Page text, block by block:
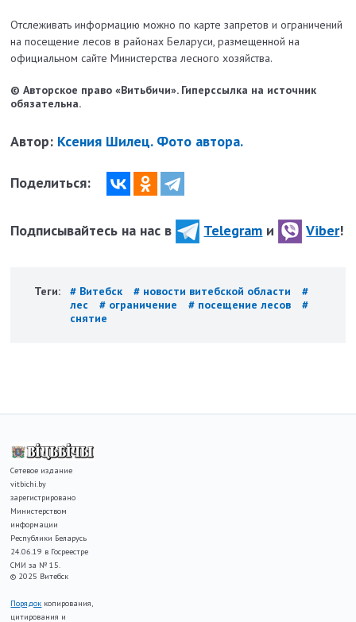
Отслеживать информацию можно по карте запретов и ограничений
на посещение лесов в районах Беларуси, размещенной на
официальном сайте Министерства лесного хозяйства.
© Авторское право «Витьбичи». Гиперссылка на источник
обязательна.
Автор: Ксения Шилец. Фото автора.
Поделиться:
Подписывайтесь на нас в Telegram и Viber!
Теги: # Витебск # новости витебской области
#
лес
# ограничение # посещение лесов
#
снятие
Сетевое издание
vitbichi.by
зарегистрировано
Министерством
информации
Республики Беларусь
24.06.19 в Госреестре
СМИ за № 15.
© 2025 Витебск
Порядок копирования,
цитирования и